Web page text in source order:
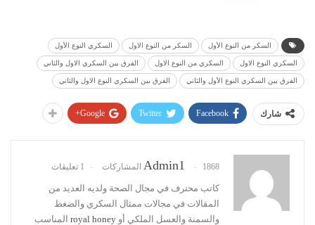
السكر من النوع الأول السكر من النوع الاول السكري النوع الأول
السكري النوع الاول السكري من النوع الاول الفرق بين السكري الاول والثاني
الفرق بين السكري النوع الأول والثاني الفرق بين السكري النوع الاول والثاني
شارك Facebook
Twitter
Google+
Admin1 1868 المشاركات 1 تعليقات
كاتب محترف في مجال الصحة ولديه العديد من
المقالات في مجالات ممثال السكري والضغط
والسمنة والعسل الملكي أو royal honey المناسب